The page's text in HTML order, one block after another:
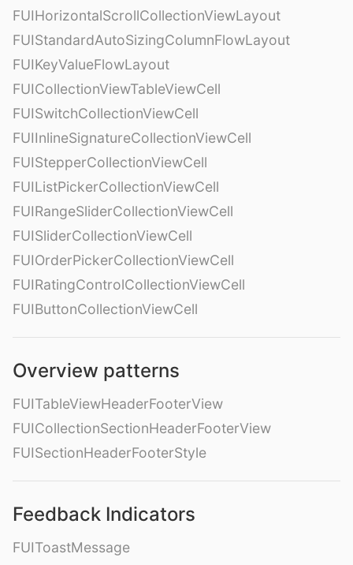
FUIHorizontalScrollCollectionViewLayout
FUIStandardAutoSizingColumnFlowLayout
FUIKeyValueFlowLayout
FUICollectionViewTableViewCell
FUISwitchCollectionViewCell
FUIInlineSignatureCollectionViewCell
FUIStepperCollectionViewCell
FUIListPickerCollectionViewCell
FUIRangeSliderCollectionViewCell
FUISliderCollectionViewCell
FUIOrderPickerCollectionViewCell
FUIRatingControlCollectionViewCell
FUIButtonCollectionViewCell
Overview patterns
FUITableViewHeaderFooterView
FUICollectionSectionHeaderFooterView
FUISectionHeaderFooterStyle
Feedback Indicators
FUIToastMessage